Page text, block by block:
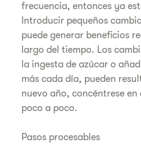
frecuencia, entonces ya
Introducir pequeños
puede generar beneficios
largo del tiempo. Los
la ingesta de azúcar o
más cada día, pueden
nuevo año, concéntrese
poco a poco.
Pasos procesables